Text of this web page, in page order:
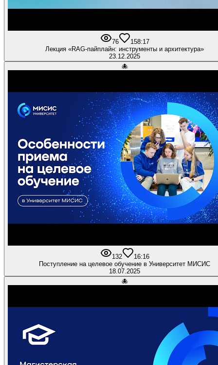
76 158:17
Лекция «RAG-пайплайн: инструменты и архитектура»
23.12.2025
🐙
132 16:16
Поступление на целевое обучение в Университет МИСИС
18.07.2025
🐙